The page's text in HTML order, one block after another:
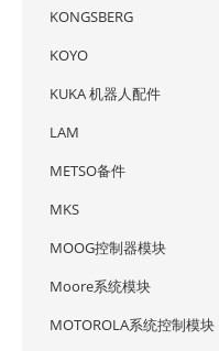
KONGSBERG
KOYO
KUKA 机器人配件
LAM
METSO备件
MKS
MOOG控制器模块
Moore系统模块
MOTOROLA系统控制模块